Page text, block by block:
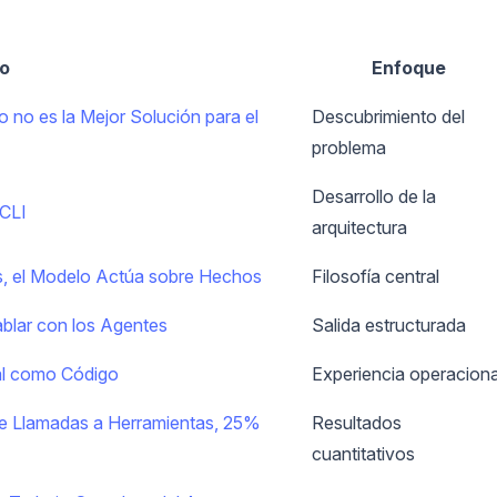
Enfoque
no es la Mejor Solución para el
Descubrimiento del
problema
Desarrollo de la
arquitectura
el Modelo Actúa sobre Hechos Filosofía central
con los Agentes Salida estructurada
como Código Experiencia
a Herramientas, 25%
Resultados
cuantitativos